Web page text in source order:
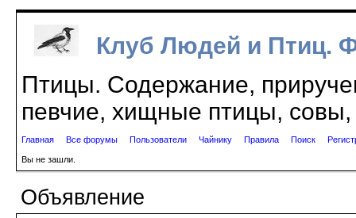
Клуб Людей и Птиц.
Птицы. Содержание,
певчие, хищные птицы, совы,
Главная Все форумы Пользователи Чайнику Правила Поиск
Вы не зашли.
Объявление